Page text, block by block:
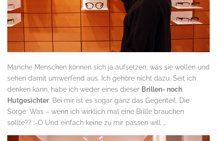
Manche Menschen können sich ja aufsetzen, was sie wollen und
sehen damit umwerfend aus. Ich gehöre nicht dazu. Seit ich
denken kann, habe ich weder eines dieser Brillen- noch
Hutgesichter. Bei mir ist es sogar ganz das Gegenteil. Die
Sorge: Was – wenn ich wirklich mal eine Brille brauchen
sollte?? :-O Und einfach keine zu mir passen will …